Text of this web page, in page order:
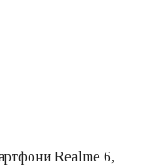
Realme 6,